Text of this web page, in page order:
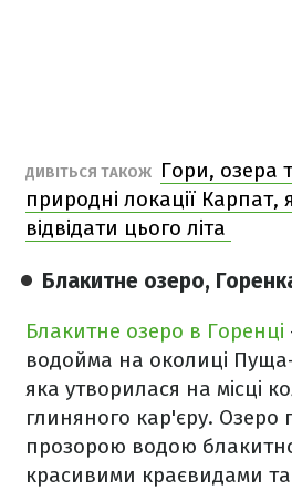
ДИВІТЬСЯ ТАКОЖ
Гори, озера
природні локації Карпат,
відвідати цього літа
Блакитне озеро,
Блакитне озеро в Горенці
водойма на околиці
яка утворилася на місці
глиняного кар'єру.
прозорою водою
красивими краєвидами